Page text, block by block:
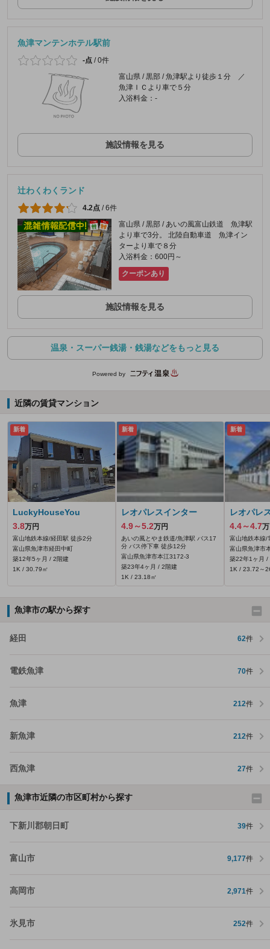
魚津マンテンホテル駅前
-点 /0件
富山県 / 黒部 / 魚津駅より徒歩１分 ／
魚津ＩＣより車で５分
入浴料金：-
施設情報を見る
辻わくわくランド
4.2点 /6件
富山県 / 黒部 / あいの風富山鉄道 魚津駅
より車で3分。 北陸自動車道 魚津イン
ターより車で８分
入浴料金：600円～
クーポンあり
施設情報を見る
温泉・スーパー銭湯・銭湯などをもっと見る
Powered by
近隣の賃貸マンション
新着
LuckyHouseYou
3.8万円
富山地鉄本線/経田駅 徒歩2分
富山県魚津市経田中町
築12年5ヶ月 / 2階建
1K / 30.79㎡
新着
レオパレスインター
4.9～5.2万円
あいの風とやま鉄道/魚津駅 バス17
分 バス停下車 徒歩12分
富山県魚津市本江3172‐3
築23年4ヶ月 / 2階建
1K / 23.18㎡
新着
レオパレ
4.4～4.7
富山地鉄本線/
富山県魚津市
築22年1ヶ月 /
1K / 23.72～
魚津市の駅から探す
経田 62件
電鉄魚津 70件
魚津 212件
新魚津 212件
西魚津 27件
魚津市近隣の市区町村から探す
下新川郡朝日町 39件
富山市 9,177件
高岡市 2,971件
氷見市 252件